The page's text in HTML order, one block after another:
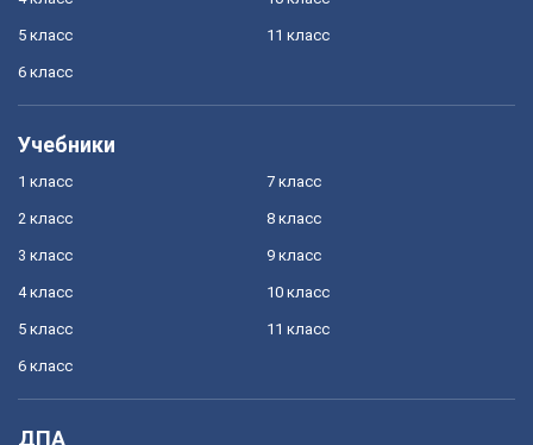
5 класс
6 класс
11 класс
Учебники
1 класс
2 класс
3 класс
4 класс
5 класс
6 класс
7 класс
8 класс
9 класс
10 класс
11 класс
ДПА